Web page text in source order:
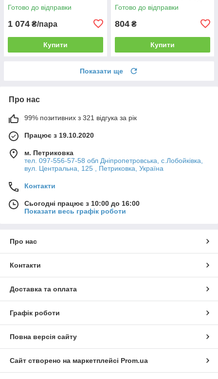
Готово до відправки
1 074 ₴/пара
Купити
Готово до відправки
804 ₴
Купити
Показати ще
Про нас
99% позитивних з 321 відгука за рік
Працює з 19.10.2020
м. Петриковка
тел. 097-556-57-58 обл Дніпропетровська, с.Лобойківка,
вул. Центральна, 125 , Петриковка, Україна
Контакти
Сьогодні працює з 10:00 до 16:00
Показати весь графік роботи
Про нас
Контакти
Доставка та оплата
Графік роботи
Повна версія сайту
Сайт створено на маркетплейсі Prom.ua